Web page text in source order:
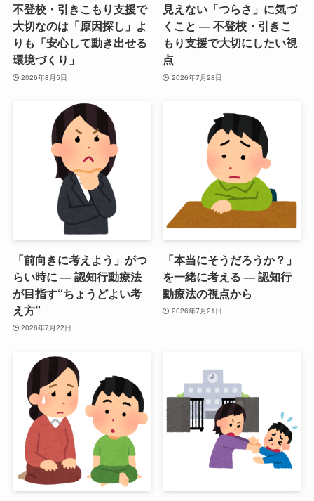
不登校・引きこもり支援で
大切なのは「原因探し」よ
りも「安心して動き出せる
環境づくり」
2026年8月5日
見えない「つらさ」に気づ
くこと ― 不登校・引きこ
もり支援で大切にしたい視
点
2026年7月28日
「前向きに考えよう」がつ
らい時に ― 認知行動療法
が目指す“ちょうどよい考
え方”
2026年7月22日
「本当にそうだろうか？」
を一緒に考える ― 認知行
動療法の視点から
2026年7月21日